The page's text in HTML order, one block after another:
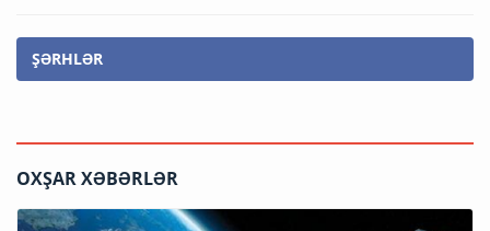
ŞƏRHLƏR
OXŞAR XƏBƏRLƏR